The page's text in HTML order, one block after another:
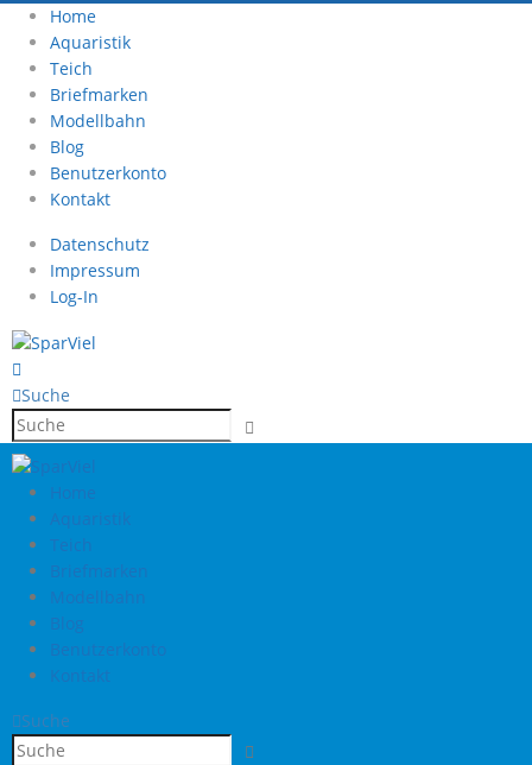
Home
Aquaristik
Teich
Briefmarken
Modellbahn
Blog
Benutzerkonto
Kontakt
Datenschutz
Impressum
Log-In
Suche
Home
Aquaristik
Teich
Briefmarken
Modellbahn
Blog
Benutzerkonto
Kontakt
Suche